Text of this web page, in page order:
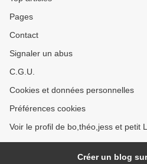
Pages
Contact
Signaler un abus
C.G.U.
Cookies et données personnelles
Préférences cookies
Voir le profil de bo,théo,jess et petit
Créer un blog